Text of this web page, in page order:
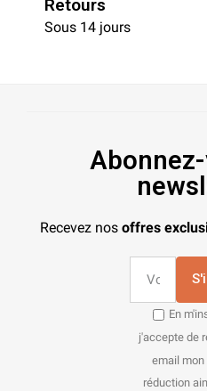
Retours
Sous 14 jours
Recevez nos offres
En
j'accepte de
email mon
réduction